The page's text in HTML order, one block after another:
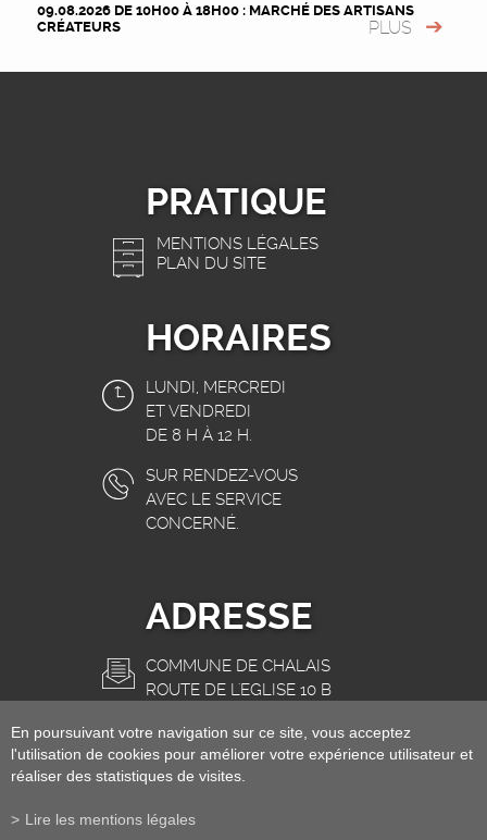
09.08.2026 DE 10H00 À 18H00 : MARCHÉ DES ARTISANS
CRÉATEURS
PLUS
PRATIQUE
MENTIONS LÉGALES
PLAN DU SITE
HORAIRES
LUNDI, MERCREDI
ET VENDREDI
DE 8 H À 12 H.
SUR RENDEZ-VOUS
AVEC LE SERVICE
CONCERNÉ.
ADRESSE
COMMUNE DE CHALAIS
ROUTE DE L'EGLISE 10 B
INFO@CHALAIS.CH
En poursuivant votre navigation sur ce site, vous acceptez
l'utilisation de cookies pour améliorer votre expérience utilisateur et
réaliser des statistiques de visites.
Lire les mentions légales